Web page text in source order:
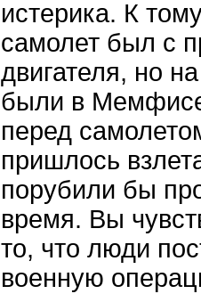
истерика. К
самолет был с
двигателя, но
были в
перед
пришлось
порубили бы
время. Вы
то, что люди
военную